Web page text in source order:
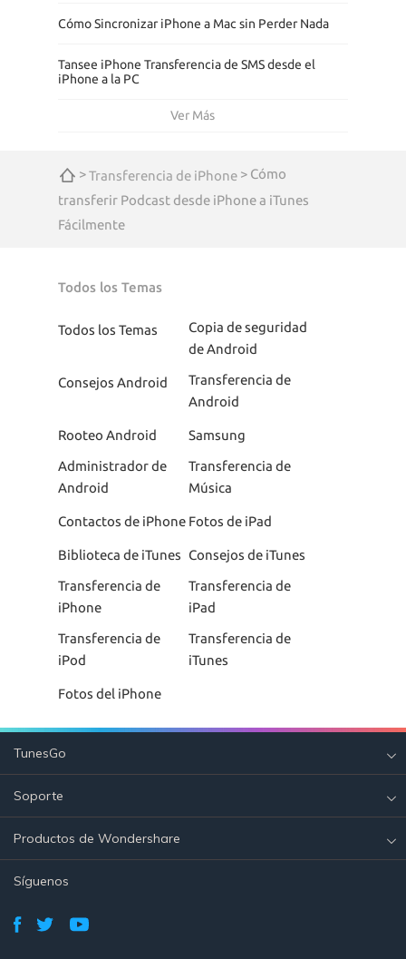
Cómo Sincronizar iPhone a Mac sin Perder Nada
Tansee iPhone Transferencia de SMS desde el
iPhone a la PC
Ver Más
>Transferencia de iPhone > Cómo
transferir Podcast desde iPhone a iTunes
Fácilmente
Todos los Temas
Todos los Temas
Copia de seguridad
de Android
Consejos Android
Transferencia de
Android
Rooteo Android
Samsung
Administrador de
Android
Transferencia de
Música
Contactos de iPhone Fotos de iPad
Biblioteca de iTunes Consejos de iTunes
Transferencia de
iPhone
Transferencia de
iPad
Transferencia de
iPod
Transferencia de
iTunes
Fotos del iPhone
TunesGo
Soporte
Productos de Wondershare
Síguenos